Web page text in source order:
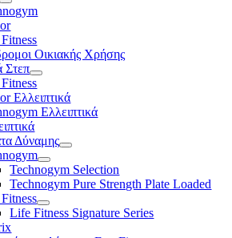
Οικιακής Χρήσης
Στεπ
Ελλειπτικά
Ελλειπτικά
Δύναμης
Technogym Selection
Technogym Pure Strength Plate Loaded
Life Fitness Signature Series